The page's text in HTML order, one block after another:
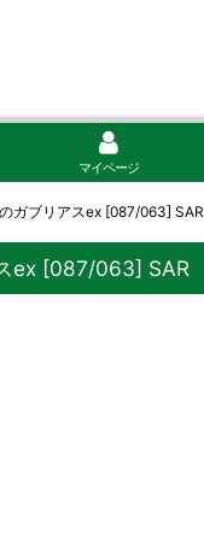
マイページ
ガブリアスex [087/063] SAR
ex [087/063] SAR